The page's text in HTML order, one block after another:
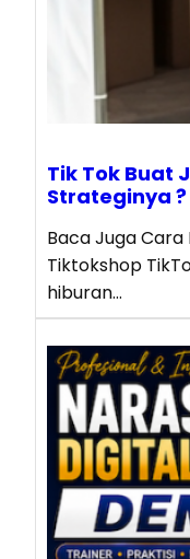
Tik Tok Buat
Strateginya ?
Baca Juga Cara
Tiktokshop
hiburan…